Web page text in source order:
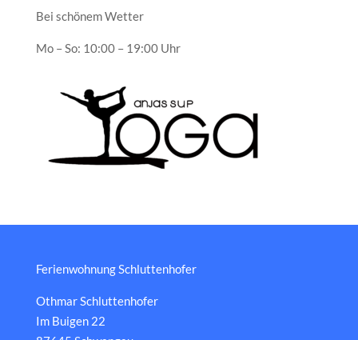
Bei schönem Wetter
Mo – So: 10:00 – 19:00 Uhr
Ferienwohnung Schluttenhofer
Othmar Schluttenhofer
Im Buigen 22